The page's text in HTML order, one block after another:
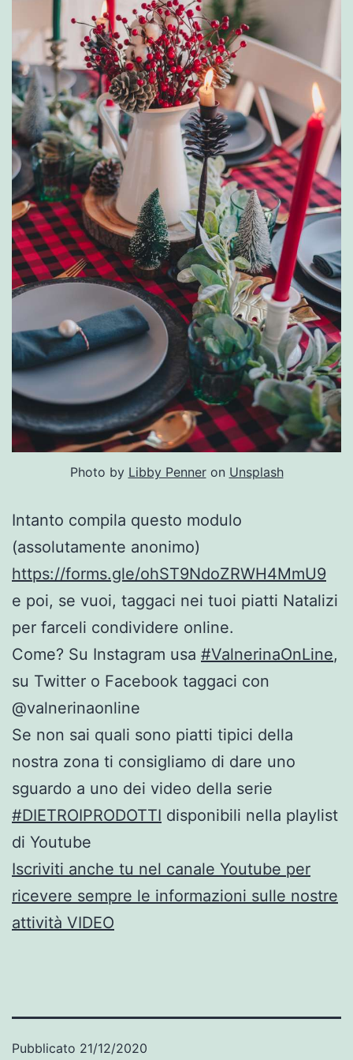
Photo by Libby Penneron Unsplash
Intanto compila questo modulo
(assolutamente anonimo)
https://forms.gle/ohST9NdoZRWH4MmU9
e poi, se vuoi, taggaci nei tuoi piatti Natalizi
per farceli condividere online.
Come? Su Instagram usa #ValnerinaOnLine,
su Twitter o Facebook taggaci con
@valnerinaonline
Se non sai quali sono piatti tipici della
nostra zona ti consigliamo di dare uno
sguardo a uno dei video della serie
#DIETROIPRODOTTI disponibili nella playlist
di Youtube
Iscriviti anche tu nel canale Youtube per
ricevere sempre le informazioni sulle nostre
attività VIDEO
Pubblicato 21/12/2020